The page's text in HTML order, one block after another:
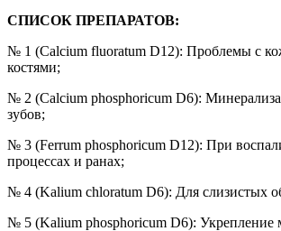
СПИСОК ПРЕПАРАТОВ:
№ 1 (Calcium fluoratum D12): Проблемы с
костями;
№ 2 (Calcium phosphoricum D6):
зубов;
№ 3 (Ferrum phosphoricum D12): При
процессах и ранах;
№ 4 (Kalium chloratum D6): Для слизистых
№ 5 (Kalium phosphoricum D6):